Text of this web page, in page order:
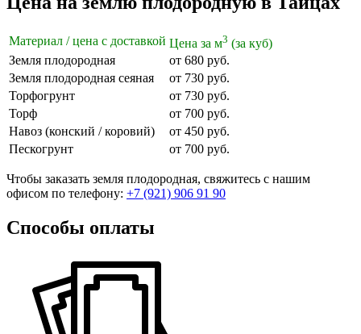
Материал / цена с доставкой Цена за м3 (за куб)
Земля плодородная
от 680 руб.
Земля плодородная сеяная
от 730 руб.
Торфогрунт
от 730 руб.
Торф
от 700 руб.
Навоз (конский / коровий)
от 450 руб.
Пескогрунт
от 700 руб.
Чтобы заказать земля плодородная, свяжитесь с нашим
офисом по телефону: +7 (921) 906 91 90
Способы оплаты